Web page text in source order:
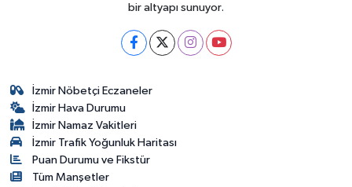
bir altyapı sunuyor.
İzmir Nöbetçi Eczaneler
İzmir Hava Durumu
İzmir Namaz Vakitleri
İzmir Trafik Yoğunluk Haritası
Puan Durumu ve Fikstür
Tüm Manşetler